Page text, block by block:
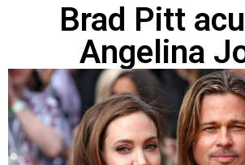
Brad Pitt
Angelina